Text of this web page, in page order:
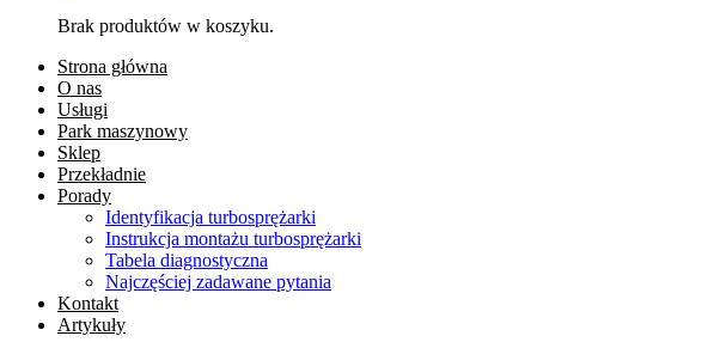
Brak produktów w koszyku.
Strona główna
O nas
Usługi
Park maszynowy
Sklep
Przekładnie
Porady
Identyfikacja turbosprężarki
Instrukcja montażu turbosprężarki
Tabela diagnostyczna
Najczęściej zadawane pytania
Kontakt
Artykuły